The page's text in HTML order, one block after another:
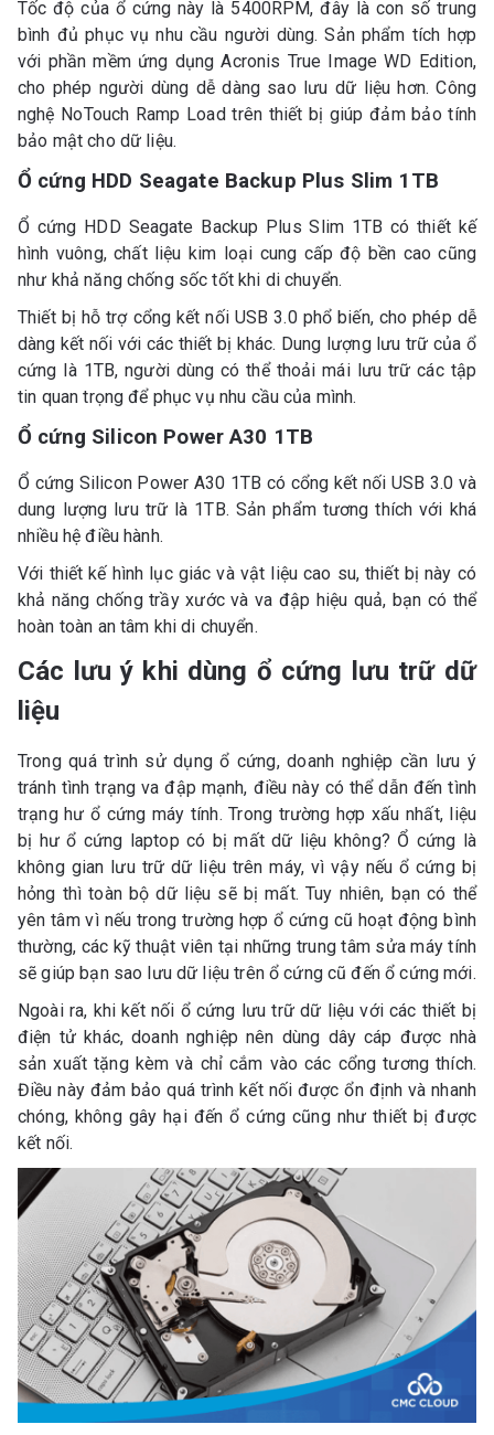
Tốc độ của ổ cứng này là 5400RPM, đây là con số trung
bình đủ phục vụ nhu cầu người dùng. Sản phẩm tích hợp
với phần mềm ứng dụng Acronis True Image WD Edition,
cho phép người dùng dễ dàng sao lưu dữ liệu hơn. Công
nghệ NoTouch Ramp Load trên thiết bị giúp đảm bảo tính
bảo mật cho dữ liệu.
Ổ cứng HDD Seagate Backup Plus Slim 1TB
Ổ cứng HDD Seagate Backup Plus Slim 1TB có thiết kế
hình vuông, chất liệu kim loại cung cấp độ bền cao cũng
như khả năng chống sốc tốt khi di chuyển.
Thiết bị hỗ trợ cổng kết nối USB 3.0 phổ biến, cho phép dễ
dàng kết nối với các thiết bị khác. Dung lượng lưu trữ của ổ
cứng là 1TB, người dùng có thể thoải mái lưu trữ các tập
tin quan trọng để phục vụ nhu cầu của mình.
Ổ cứng Silicon Power A30 1TB
Ổ cứng Silicon Power A30 1TB có cổng kết nối USB 3.0 và
dung lượng lưu trữ là 1TB. Sản phẩm tương thích với khá
nhiều hệ điều hành.
Với thiết kế hình lục giác và vật liệu cao su, thiết bị này có
khả năng chống trầy xước và va đập hiệu quả, bạn có thể
hoàn toàn an tâm khi di chuyển.
Các lưu ý khi dùng ổ cứng lưu trữ dữ
liệu
Trong quá trình sử dụng ổ cứng, doanh nghiệp cần lưu ý
tránh tình trạng va đập mạnh, điều này có thể dẫn đến tình
trạng hư ổ cứng máy tính. Trong trường hợp xấu nhất, liệu
bị hư ổ cứng laptop có bị mất dữ liệu không? Ổ cứng là
không gian lưu trữ dữ liệu trên máy, vì vậy nếu ổ cứng bị
hỏng thì toàn bộ dữ liệu sẽ bị mất. Tuy nhiên, bạn có thể
yên tâm vì nếu trong trường hợp ổ cứng cũ hoạt động bình
thường, các kỹ thuật viên tại những trung tâm sửa máy tính
sẽ giúp bạn sao lưu dữ liệu trên ổ cứng cũ đến ổ cứng mới.
Ngoài ra, khi kết nối ổ cứng lưu trữ dữ liệu với các thiết bị
điện tử khác, doanh nghiệp nên dùng dây cáp được nhà
sản xuất tặng kèm và chỉ cắm vào các cổng tương thích.
Điều này đảm bảo quá trình kết nối được ổn định và nhanh
chóng, không gây hại đến ổ cứng cũng như thiết bị được
kết nối.